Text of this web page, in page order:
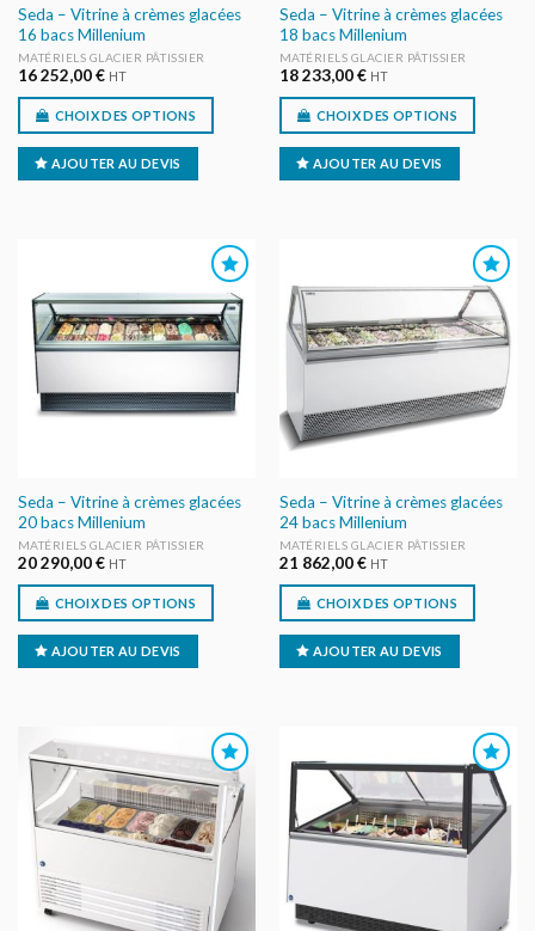
Seda – Vitrine à crèmes glacées
16 bacs Millenium
MATÉRIELS GLACIER PÂTISSIER
16 252,00€ HT
CHOIX DES OPTIONS
AJOUTER AU DEVIS
Seda – Vitrine à crèmes glacées
18 bacs Millenium
MATÉRIELS GLACIER PÂTISSIER
18 233,00€ HT
CHOIX DES OPTIONS
AJOUTER AU DEVIS
AJOUTER
AU DEVIS
Seda – Vitrine à crèmes glacées
20 bacs Millenium
MATÉRIELS GLACIER PÂTISSIER
20 290,00€ HT
CHOIX DES OPTIONS
AJOUTER AU DEVIS
AJOUTER
AU DEVIS
Seda – Vitrine à crèmes glacées
24 bacs Millenium
MATÉRIELS GLACIER PÂTISSIER
21 862,00€ HT
CHOIX DES OPTIONS
AJOUTER AU DEVIS
AJOUTER
AU DEVIS
AJOUTER
AU DEVIS